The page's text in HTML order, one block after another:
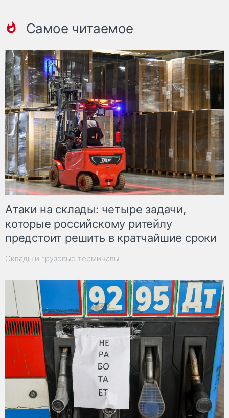
Самое читаемое
Атаки на склады: четыре задачи,
которые российскому ритейлу
предстоит решить в кратчайшие сроки
Склады и грузовые терминалы